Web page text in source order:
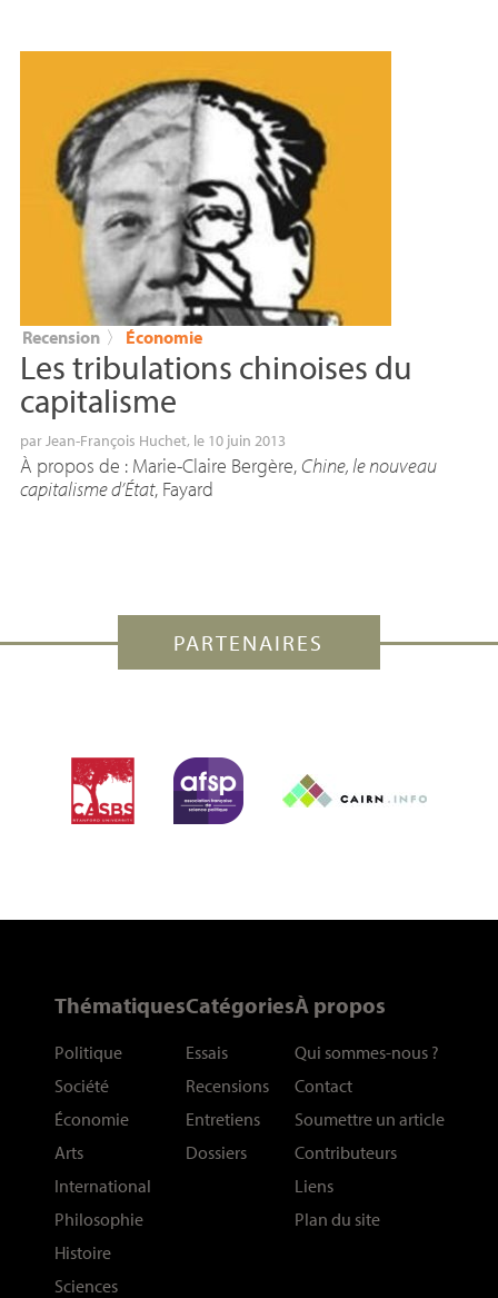
Recension 〉 Économie
Les tribulations chinoises du
capitalisme
parJean-François Huchet, le 10 juin 2013
À propos de : Marie-Claire Bergère, Chine, le nouveau
capitalisme d’État, Fayard
PARTENAIRES
Thématiques
Politique
Société
Économie
Arts
International
Philosophie
Histoire
Sciences
Catégories
Essais
Recensions
Entretiens
Dossiers
À propos
Qui sommes-nous ?
Contact
Soumettre un article
Contributeurs
Liens
Plan du site